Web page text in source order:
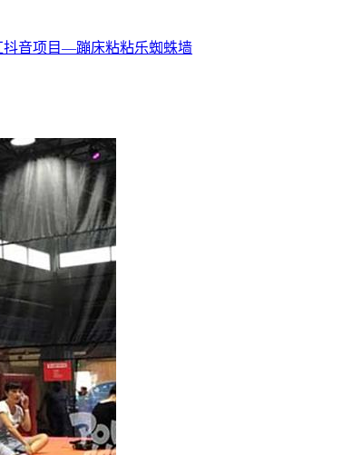
抖音项目—蹦床粘粘乐蜘蛛墙